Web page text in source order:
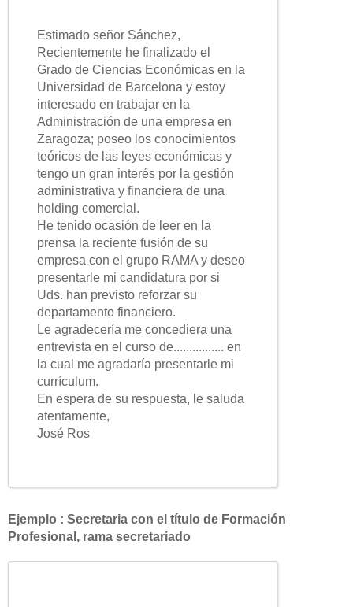
Estimado señor Sánchez,
Recientemente he finalizado el
Grado de Ciencias Económicas en la
Universidad de Barcelona y estoy
interesado en trabajar en la
Administración de una empresa en
Zaragoza; poseo los conocimientos
teóricos de las leyes económicas y
tengo un gran interés por la gestión
administrativa y financiera de una
holding comercial.
He tenido ocasión de leer en la
prensa la reciente fusión de su
empresa con el grupo RAMA y deseo
presentarle mi candidatura por si
Uds. han previsto reforzar su
departamento financiero.
Le agradecería me concediera una
entrevista en el curso de................ en
la cual me agradaría presentarle mi
currículum.
En espera de su respuesta, le saluda
atentamente,
José Ros
Ejemplo : Secretaria con el título de Formación
Profesional, rama secretariado